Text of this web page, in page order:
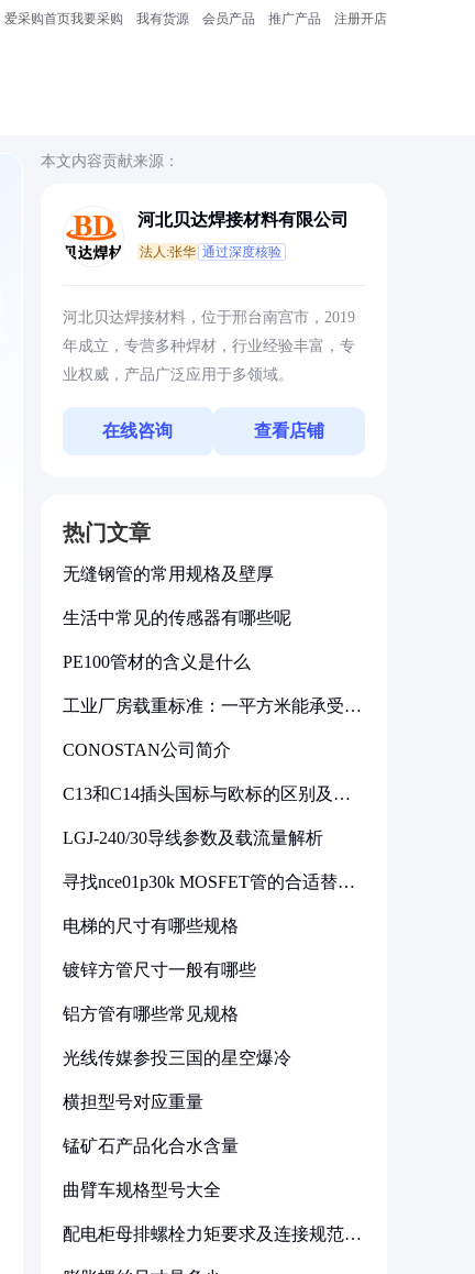
爱采购首页我要采购 我有货源 会员产品 推广产品 注册开店
本文内容贡献来源：
河北贝达焊接材料有限公司
法人:张华 通过深度核验
河北贝达焊接材料，位于邢台南宫市，2019
年成立，专营多种焊材，行业经验丰富，专
业权威，产品广泛应用于多领域。
在线咨询 查看店铺
热门文章
无缝钢管的常用规格及壁厚
生活中常见的传感器有哪些呢
PE100管材的含义是什么
工业厂房载重标准：一平方米能承受多
CONOSTAN公司简介
C13和C14插头国标与欧标的区别及其
LGJ-240/30导线参数及载流量解析
寻找nce01p30k MOSFET管的合适替代
电梯的尺寸有哪些规格
镀锌方管尺寸一般有哪些
铝方管有哪些常见规格
光线传媒参投三国的星空爆冷
横担型号对应重量
锰矿石产品化合水含量
曲臂车规格型号大全
配电柜母排螺栓力矩要求及连接规范详